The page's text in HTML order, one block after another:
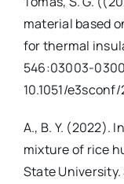
material based
for thermal
546:03003-
10.1051/
А., B. Y. (2022).
mixture of rice
State University.